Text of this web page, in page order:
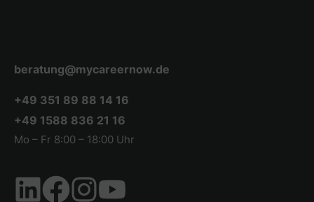
beratung@mycareernow.de
+49 351 89 88 14 16
+49 1588 836 21 16
Mo – Fr 8:00 – 18:00 Uhr